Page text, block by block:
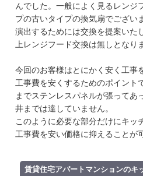
んでした。一般によく見るレンジ
プの古いタイプの換気扇でござい
演出するためには交換を提案いた
上レンジフード交換は無しとなり
今回のお客様はとにかく安く工事
工事費を安くするためのポイント
までステンレスパネルが張ってあ
井までは達していません。
このように必要な部分だけにキッ
工事費を安い価格に抑えることが
賃貸住宅アパートマンションの